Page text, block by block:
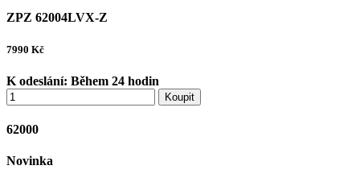
ZPZ 62004LVX-Z
7990 Kč
K odeslání: Během 24 hodin
Koupit
62000
Novinka